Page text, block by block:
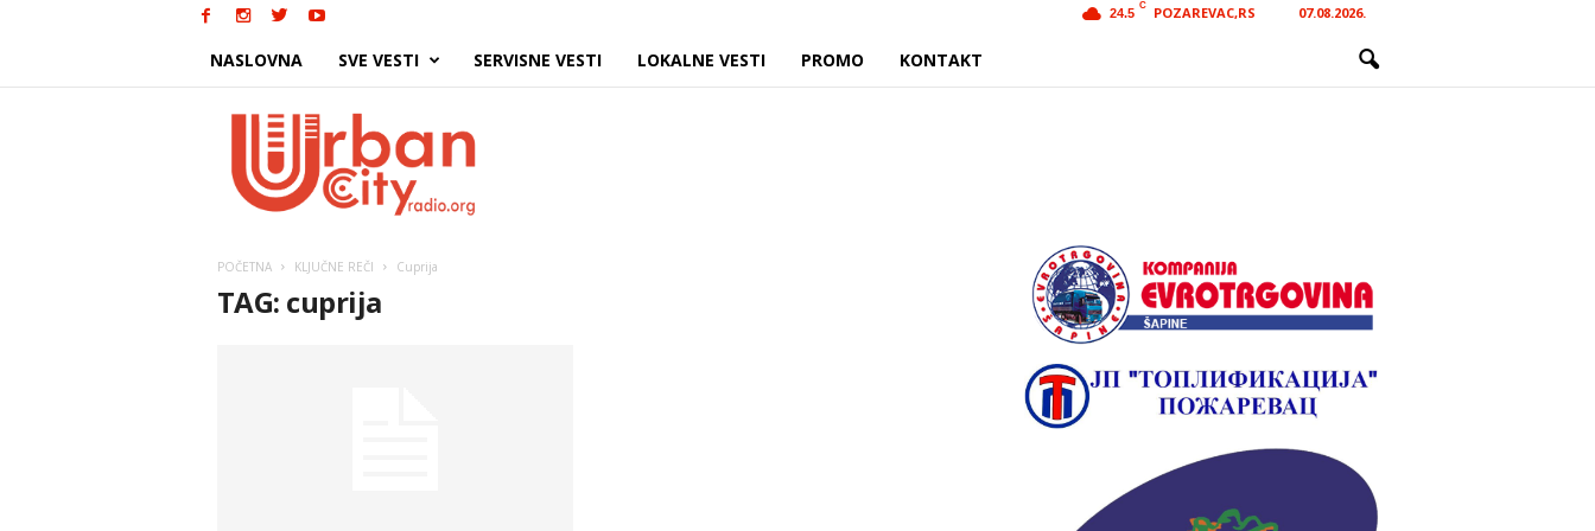
24.5
C POZAREVAC,RS 07.08.2026.
NASLOVNA SVE VESTI SERVISNE VESTI LOKALNE VESTI PROMO KONTAKT
POČETNA KLJUČNE REČI Cuprija
TAG: cuprija